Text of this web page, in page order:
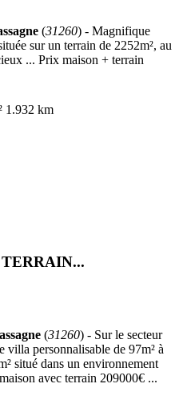
(31260) - Magnifique
sur un terrain de 2252m², au
... Prix maison + terrain
1.932 km
(31260) - Sur le secteur
villa personnalisable de 97m² à
situé dans un environnement
avec terrain 209000€ ...